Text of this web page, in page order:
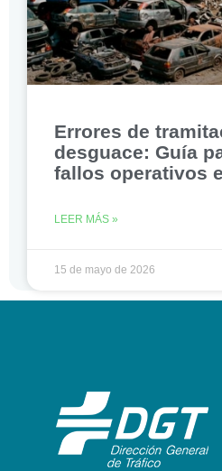
Errores de
desguace: Guía
fallos operativos
LEER MÁS »
15 de mayo de 2026